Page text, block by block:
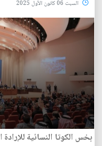
السبت 06 كانون الأول 2025
بخس الكوتا النسائية للإرادة